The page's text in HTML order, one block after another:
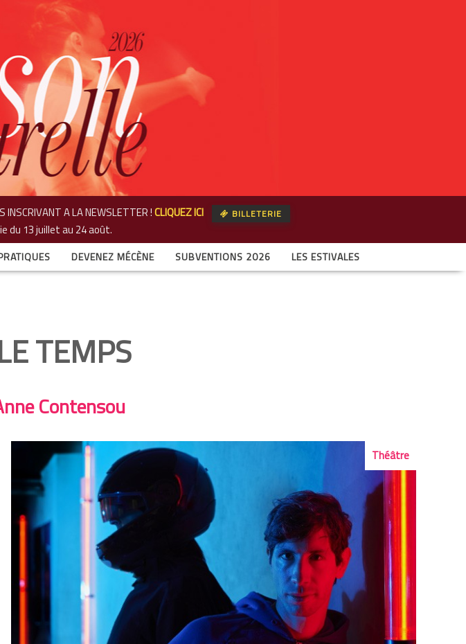
INSCRIVANT A LA NEWSLETTER !CLIQUEZ ICI BILLETERIE
du 13 juillet au 24 août.
DEVENEZ MÉCÈNE SUBVENTIONS 2026 LES ESTIVALES
TEMPS
Contensou
Théâtre